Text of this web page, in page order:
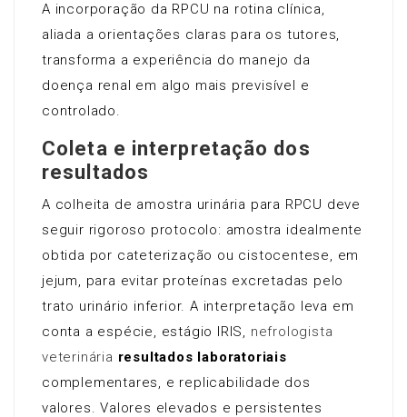
A incorporação da RPCU na rotina clínica,
aliada a orientações claras para os tutores,
transforma a experiência do manejo da
doença renal em algo mais previsível e
controlado.
Coleta e interpretação dos
resultados
A colheita de amostra urinária para RPCU deve
seguir rigoroso protocolo: amostra idealmente
obtida por cateterização ou cistocentese, em
jejum, para evitar proteínas excretadas pelo
trato urinário inferior. A interpretação leva em
conta a espécie, estágio IRIS, nefrologista
veterinária resultados laboratoriais
complementares, e replicabilidade dos
valores. Valores elevados e persistentes